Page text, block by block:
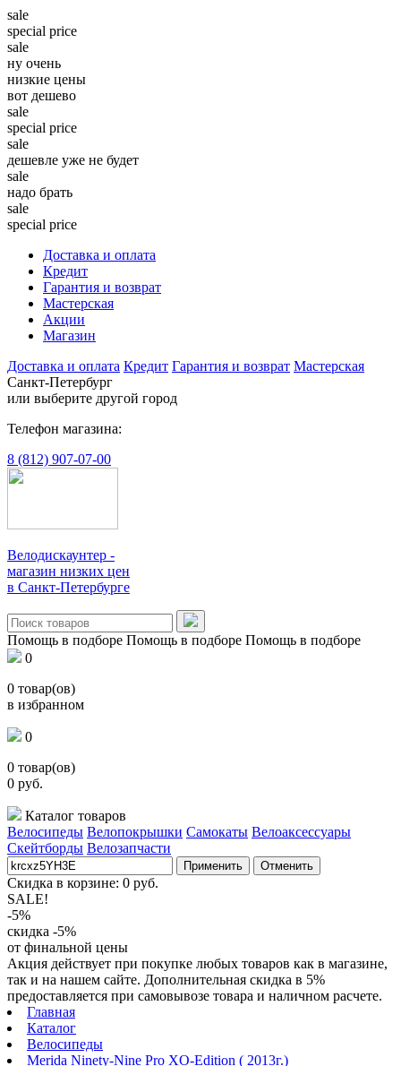
sale
special price
sale
ну очень
низкие цены
вот дешево
sale
special price
sale
дешевле уже не будет
sale
надо брать
sale
special price
Доставка и оплата
Кредит
Гарантия и возврат
Мастерская
Акции
Магазин
Доставка и оплата Кредит Гарантия и возврат Мастерская
Санкт-Петербург
или выберите другой город
Телефон магазина:
8 (812) 907-07-00
Велодискаунтер -
магазин низких цен
в Санкт-Петербурге
Помощь в подборе Помощь в подборе Помощь в подборе
0
0 товар(ов)
в избранном
0
0 товар(ов)
0 руб.
Каталог товаров
Велосипеды Велопокрышки Самокаты Велоаксессуары
Скейтборды Велозапчасти
Применить Отменить
Скидка в корзине: 0 руб.
SALE!
-5%
скидка -5%
от финальной цены
Акция действует при покупке любых товаров как в магазине,
так и на нашем сайте. Дополнительная скидка в 5%
предоставляется при самовывозе товара и наличном расчете.
Главная
Каталог
Велосипеды
Merida Ninety-Nine Pro XO-Edition ( 2013г.)